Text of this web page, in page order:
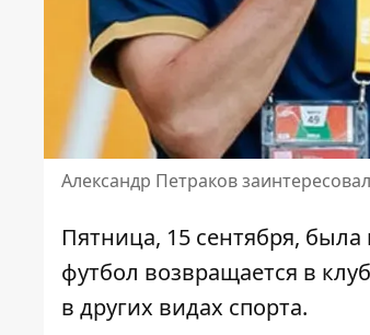
Александр Петраков
Пятница, 15 сентября,
футбол возвращается в
в других видах спорта.